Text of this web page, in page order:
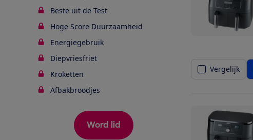
Beste uit de Test
Hoge Score Duurzaamheid
Energiegebruik
Diepvriesfriet
Kroketten
Afbakbroodjes
Word lid
Vergelijk